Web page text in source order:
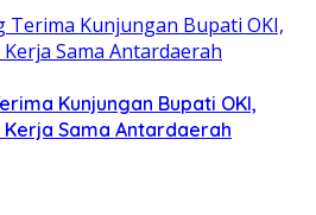
Kunjungan Bupati OKI,
Kerja Sama Antardaerah